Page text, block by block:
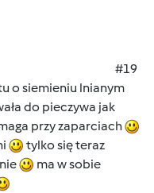
#19
o siemieniu lnianym
do pieczywa jak
przy zaparciach
tylko się teraz
ma w sobie